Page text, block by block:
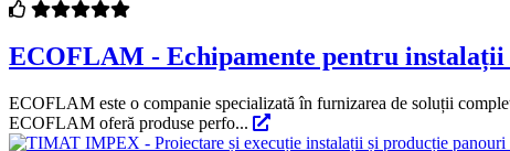
ECOFLAM - Echipamente pentru
ECOFLAM este o companie specializată în furnizarea de soluții
ECOFLAM oferă produse perfo...